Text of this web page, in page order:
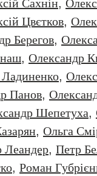
Сахнiн,
Цвєтков,
Берегов,
, Олександр
,
Панов,
Шепетуха,
, Ольга
Леандер, Петр
, Роман